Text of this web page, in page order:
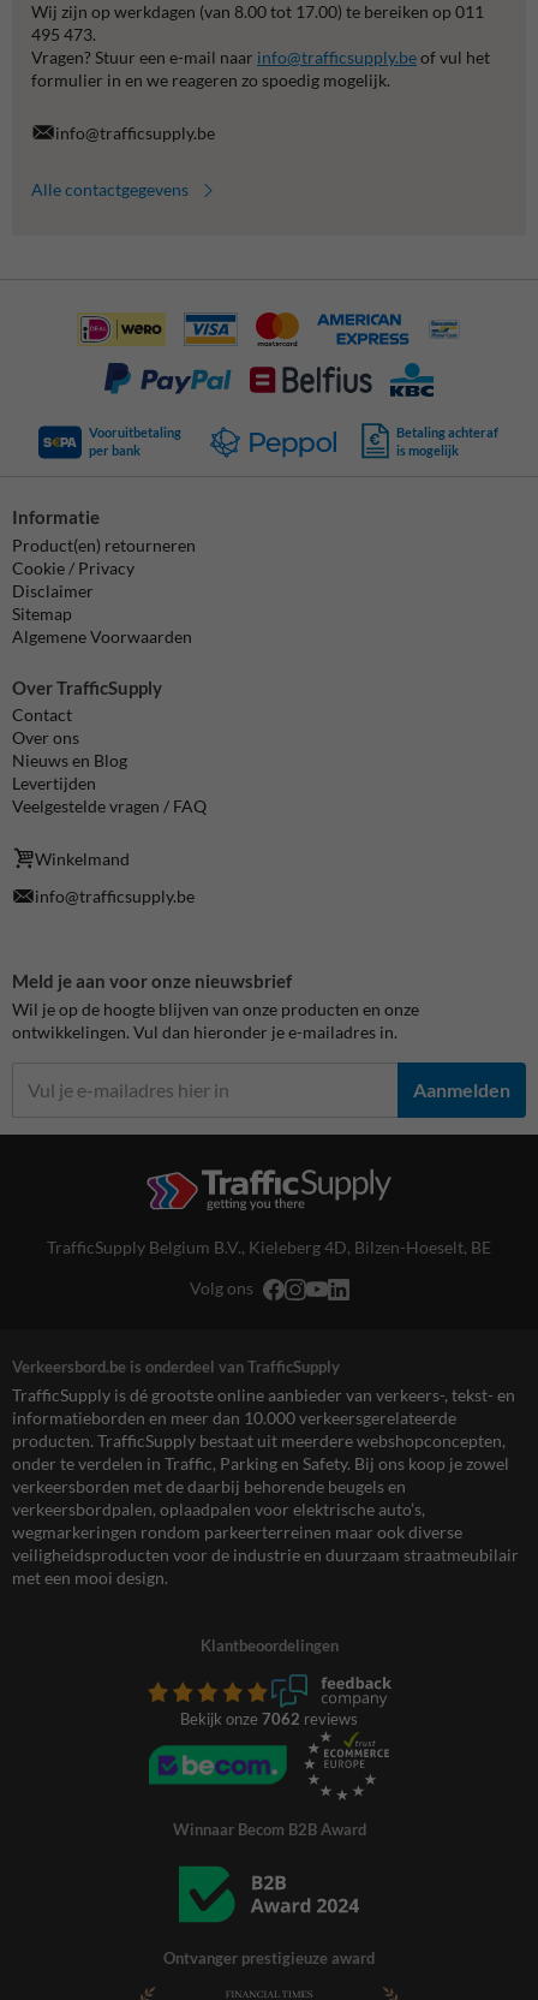
Wij zijn op werkdagen (van 8.00 tot 17.00) te bereiken op 011
495 473.
Vragen? Stuur een e-mail naar info@trafficsupply.beof vul het
formulier in en we reageren zo spoedig mogelijk.
info@trafficsupply.be
Alle contactgegevens
Vooruitbetaling
per bank
Betaling achteraf
is mogelijk
Informatie
Product(en) retourneren
Cookie / Privacy
Disclaimer
Sitemap
Algemene Voorwaarden
Over TrafficSupply
Contact
Over ons
Nieuws en Blog
Levertijden
Veelgestelde vragen / FAQ
Winkelmand
info@trafficsupply.be
Meld je aan voor onze nieuwsbrief
Wil je op de hoogte blijven van onze producten en onze
ontwikkelingen. Vul dan hieronder je e-mailadres in.
Aanmelden
TrafficSupply Belgium B.V., Kieleberg 4D, Bilzen-Hoeselt, BE
Volg ons
Verkeersbord.be is onderdeel van TrafficSupply
TrafficSupply is dé grootste online aanbieder van verkeers-, tekst- en
informatieborden en meer dan 10.000 verkeersgerelateerde
producten. TrafficSupply bestaat uit meerdere webshopconcepten,
onder te verdelen in Traffic, Parking en Safety. Bij ons koop je zowel
verkeersborden met de daarbij behorende beugels en
verkeersbordpalen, oplaadpalen voor elektrische auto’s,
wegmarkeringen rondom parkeerterreinen maar ook diverse
veiligheidsproducten voor de industrie en duurzaam straatmeubilair
met een mooi design.
Klantbeoordelingen
Bekijk onze 7062 reviews
Winnaar Becom B2B Award
Ontvanger prestigieuze award